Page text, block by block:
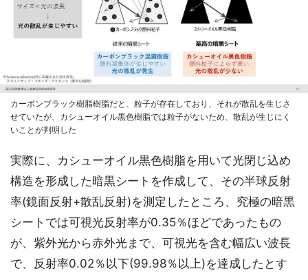
カーボンブラック樹脂樹脂だと、粒子が存在しており、それが散乱を生じさ
せていたが、カシューオイル黒色樹脂では粒子がないため、散乱が生じにく
いことが判明した
実際に、カシューオイル黒色樹脂を用いて光閉じ込め
構造を形成した暗黒シートを作成して、その半球反射
率(鏡面反射+散乱反射)を測定したところ、究極の暗黒
シートでは可視光反射率が0.35％ほどであったもの
が、紫外光から赤外光まで、可視光を含む幅広い波長
で、反射率0.02％以下(99.98％以上)を達成したとす